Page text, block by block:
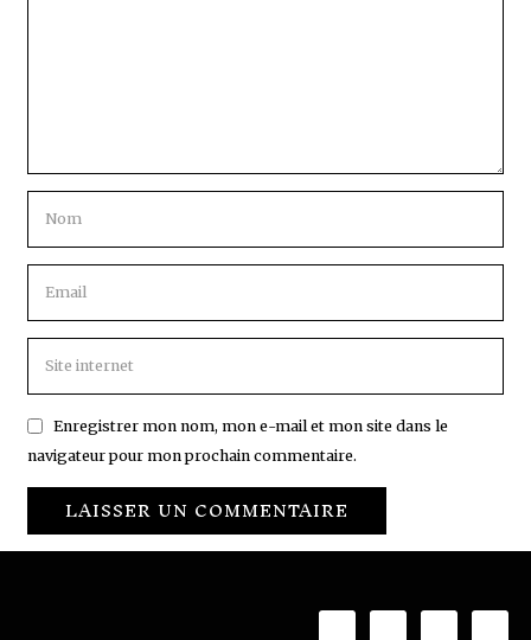
Enregistrer mon nom, mon e-mail et mon site dans le
navigateur pour mon prochain commentaire.